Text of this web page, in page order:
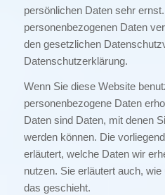
persönlichen Daten sehr
personenbezogenen Daten
den gesetzlichen
Datenschutzerklärung.
Wenn Sie diese Website
personenbezogene Daten
Daten sind Daten, mit denen
werden können. Die
erläutert, welche Daten wir
nutzen. Sie erläutert auch,
das geschieht.